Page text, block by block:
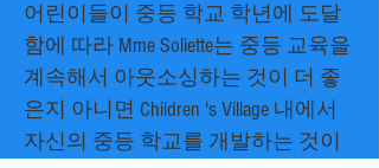
어린이들이 중등 학교 학년에 도달
함에 따라 Mme Soliette는 중등 교육을
계속해서 아웃소싱하는 것이 더 좋
은지 아니면 Children 's Village 내에서
자신의 중등 학교를 개발하는 것이